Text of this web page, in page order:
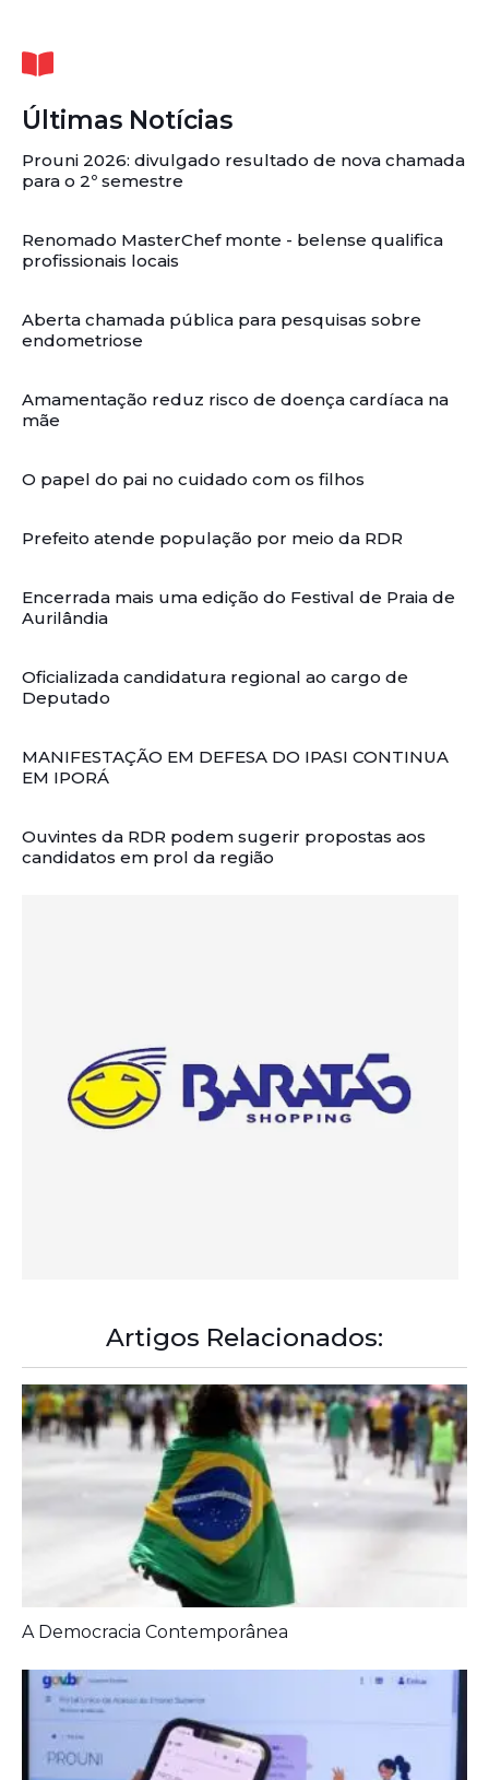
Últimas Notícias
Prouni 2026: divulgado resultado de nova chamada
para o 2º semestre
Renomado MasterChef monte - belense qualifica
profissionais locais
Aberta chamada pública para pesquisas sobre
endometriose
Amamentação reduz risco de doença cardíaca na
mãe
O papel do pai no cuidado com os filhos
Prefeito atende população por meio da RDR
Encerrada mais uma edição do Festival de Praia de
Aurilândia
Oficializada candidatura regional ao cargo de
Deputado
MANIFESTAÇÃO EM DEFESA DO IPASI CONTINUA
EM IPORÁ
Ouvintes da RDR podem sugerir propostas aos
candidatos em prol da região
Artigos Relacionados:
A Democracia Contemporânea